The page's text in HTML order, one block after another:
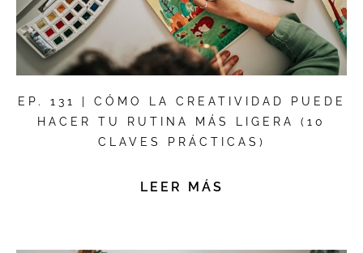
EP. 131 | CÓMO LA CREATIVIDAD PUEDE
HACER TU RUTINA MÁS LIGERA (10
CLAVES PRÁCTICAS)
LEER MÁS